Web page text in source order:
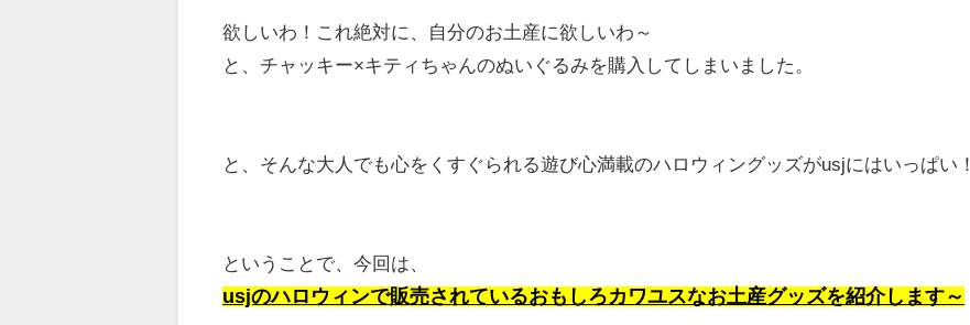
欲しいわ！これ絶対に、自分のお土産に欲しいわ～
と、チャッキー×キティちゃんのぬいぐるみを購入してしまいました。
と、そんな大人でも心をくすぐられる遊び心満載のハロウィングッズがusjにはいっぱい！
ということで、今回は、
usjのハロウィンで販売されているおもしろカワユスなお土産グッズを紹介します～